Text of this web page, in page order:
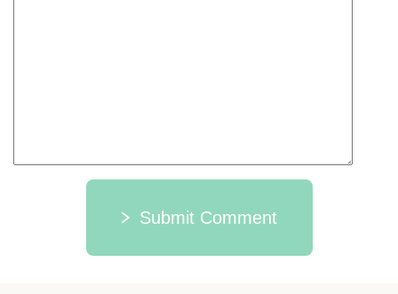
Submit Comment